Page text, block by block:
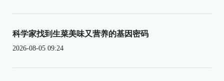
科学家找到生菜美味又营养的基因密码
2026-08-05 09:24